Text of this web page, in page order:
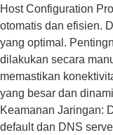
Host Configuration
otomatis dan efisien.
yang optimal.
dilakukan secara
memastikan
yang besar dan
Keamanan Jaringan:
default dan DNS